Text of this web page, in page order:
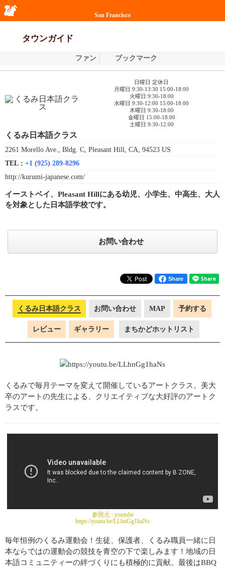
San Francisco
タウンガイド
ファン ブックマーク
日曜日 定休日
月曜日 9:30-13:30 15:00-18:00
火曜日 9:30-18:00
水曜日 9:30-12:00 15:00-18:00
木曜日 9:30-18:00
金曜日 15:00-18:00
土曜日 9:30-12:00
くるみ日本語クラス
2261 Morello Ave., Bldg. C, Pleasant Hill, CA, 94523 US
TEL : +1 (925) 289-8296
http://kurumi-japanese.com/
イーストベイ、Pleasant Hillにある幼児、小学生、中高生、大人
を対象とした日本語学校です。
お問い合わせ
Share
くるみ日本語クラス お問い合わせ MAP 予約する
レビュー ギャラリー まちかどホットリスト
くるみで毎月テーマを変えて開催しているアートクラス。美大
卒のアートの先生による、クリエイティブな大好評のアートク
ラスです。
参照元 : youtube
https://youtu.be/LLhnGg1haNs
毎年恒例のくるみ運動会！生徒、保護者、くるみ職員一緒に日
本ならではの運動会の競技を青空の下で楽しみます！地域の日
本語コミュニティーの絆づくりにも積極的に貢献。最後はBBQ